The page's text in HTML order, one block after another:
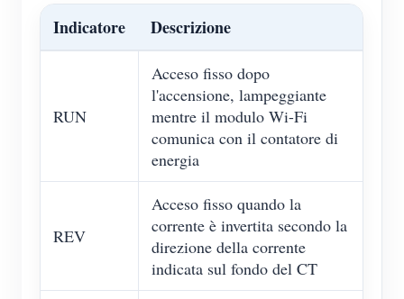
Indicatore Descrizione
RUN
Acceso fisso dopo
l'accensione, lampeggiante
mentre il modulo Wi-Fi
comunica con il contatore di
energia
REV
Acceso fisso quando la
corrente è invertita secondo la
direzione della corrente
indicata sul fondo del CT